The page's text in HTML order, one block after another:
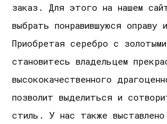
заказ. Для этого на нашем
выбрать понравившуюся оправу
Приобретая серебро с
становитесь владельцем
высококачественного
позволит выделиться и
стиль. У нас также